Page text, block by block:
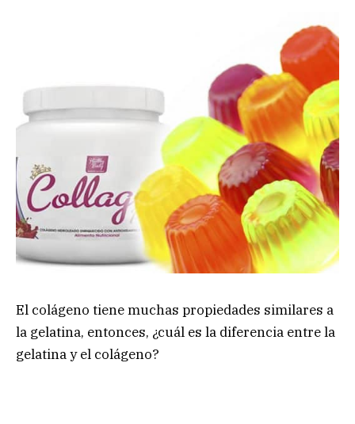
El colágeno tiene muchas propiedades similares a
la gelatina, entonces, ¿cuál es la diferencia entre la
gelatina y el colágeno?